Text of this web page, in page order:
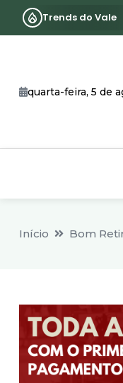
Trends do Vale
quarta-feira, 5 de
Início Bom